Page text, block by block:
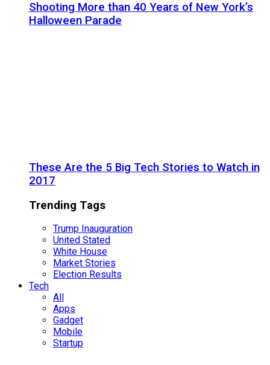
Shooting More than 40 Years of New York’s
Halloween Parade
These Are the 5 Big Tech Stories to Watch in
2017
Trending Tags
Trump Inauguration
United Stated
White House
Market Stories
Election Results
Tech
All
Apps
Gadget
Mobile
Startup